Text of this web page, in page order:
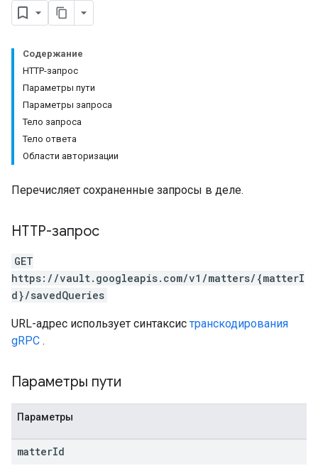
Содержание
HTTP-запрос
Параметры пути
Параметры запроса
Тело запроса
Тело ответа
Области авторизации
Перечисляет сохраненные запросы в деле.
HTTP-запрос
GET
https://vault.googleapis.com/v1/matters/{matterI
d}/savedQueries
URL-адрес использует синтаксис транскодирования
gRPC .
Параметры пути
Параметры
matterId